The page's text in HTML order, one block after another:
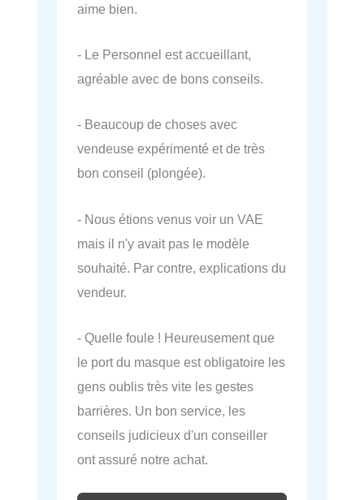
aime bien.
- Le Personnel est accueillant,
agréable avec de bons conseils.
- Beaucoup de choses avec
vendeuse expérimenté et de très
bon conseil (plongée).
- Nous étions venus voir un VAE
mais il n'y avait pas le modèle
souhaité. Par contre, explications du
vendeur.
- Quelle foule ! Heureusement que
le port du masque est obligatoire les
gens oublis très vite les gestes
barrières. Un bon service, les
conseils judicieux d'un conseiller
ont assuré notre achat.